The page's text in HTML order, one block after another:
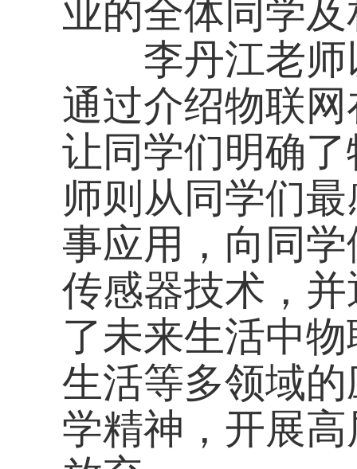
事应用，向同学们介
传感器技术，并通过
了未来生活中物联网
生活等多领域的应用
学精神，开展高层次
放弃。
本次讲座不仅使同
了物联网专业的体系
们明确了所学知识积
关系，让自己的专业
方向。
我校五十多年来
经验，近年来更是紧